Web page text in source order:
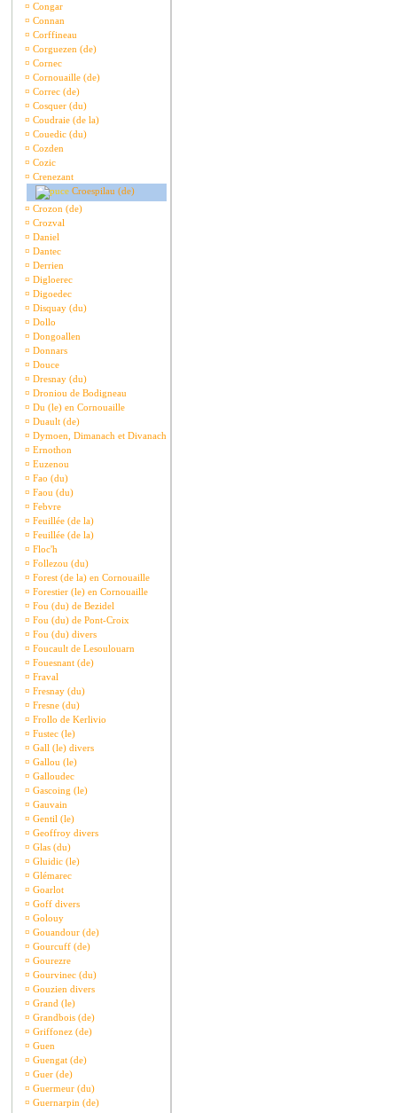
¤ Congar
¤ Connan
¤ Corffineau
¤ Corguezen (de)
¤ Cornec
¤ Cornouaille (de)
¤ Correc (de)
¤ Cosquer (du)
¤ Coudraie (de la)
¤ Couedic (du)
¤ Cozden
¤ Cozic
¤ Crenezant
Croespilau (de)
¤ Crozon (de)
¤ Crozval
¤ Daniel
¤ Dantec
¤ Derrien
¤ Digloerec
¤ Digoedec
¤ Disquay (du)
¤ Dollo
¤ Dongoallen
¤ Donnars
¤ Douce
¤ Dresnay (du)
¤ Droniou de Bodigneau
¤ Du (le) en Cornouaille
¤ Duault (de)
¤ Dymoen, Dimanach et Divanach
¤ Ernothon
¤ Euzenou
¤ Fao (du)
¤ Faou (du)
¤ Febvre
¤ Feuillée (de la)
¤ Feuillée (de la)
¤ Floc'h
¤ Follezou (du)
¤ Forest (de la) en Cornouaille
¤ Forestier (le) en Cornouaille
¤ Fou (du) de Bezidel
¤ Fou (du) de Pont-Croix
¤ Fou (du) divers
¤ Foucault de Lesoulouarn
¤ Fouesnant (de)
¤ Fraval
¤ Fresnay (du)
¤ Fresne (du)
¤ Frollo de Kerlivio
¤ Fustec (le)
¤ Gall (le) divers
¤ Gallou (le)
¤ Galloudec
¤ Gascoing (le)
¤ Gauvain
¤ Gentil (le)
¤ Geoffroy divers
¤ Glas (du)
¤ Gluidic (le)
¤ Glémarec
¤ Goarlot
¤ Goff divers
¤ Golouy
¤ Gouandour (de)
¤ Gourcuff (de)
¤ Gourezre
¤ Gourvinec (du)
¤ Gouzien divers
¤ Grand (le)
¤ Grandbois (de)
¤ Griffonez (de)
¤ Guen
¤ Guengat (de)
¤ Guer (de)
¤ Guermeur (du)
¤ Guernarpin (de)